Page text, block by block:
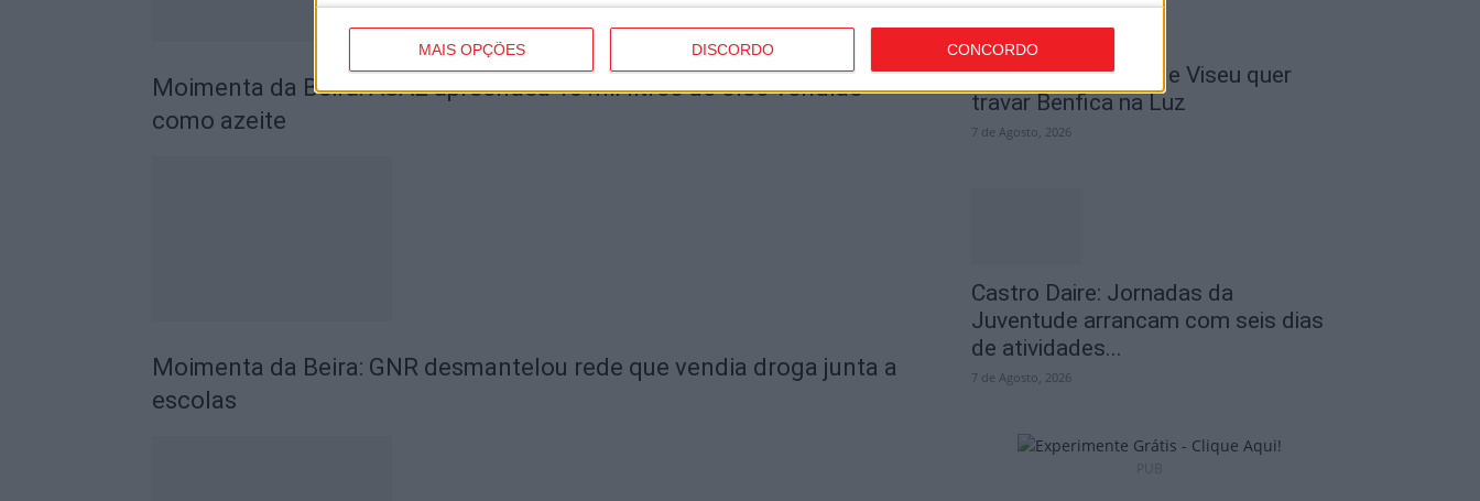
MAIS OPÇÕES DISCORDO CONCORDO
Moimenta da Beira: ASAE apreendeu 10 mil litros de óleo vendido
como azeite
Moimenta da Beira: GNR desmantelou rede que vendia droga junta a
escolas
I Liga: Académico de Viseu quer
travar Benfica na Luz
7 de Agosto, 2026
Castro Daire: Jornadas da
Juventude arrancam com seis dias
de atividades...
7 de Agosto, 2026